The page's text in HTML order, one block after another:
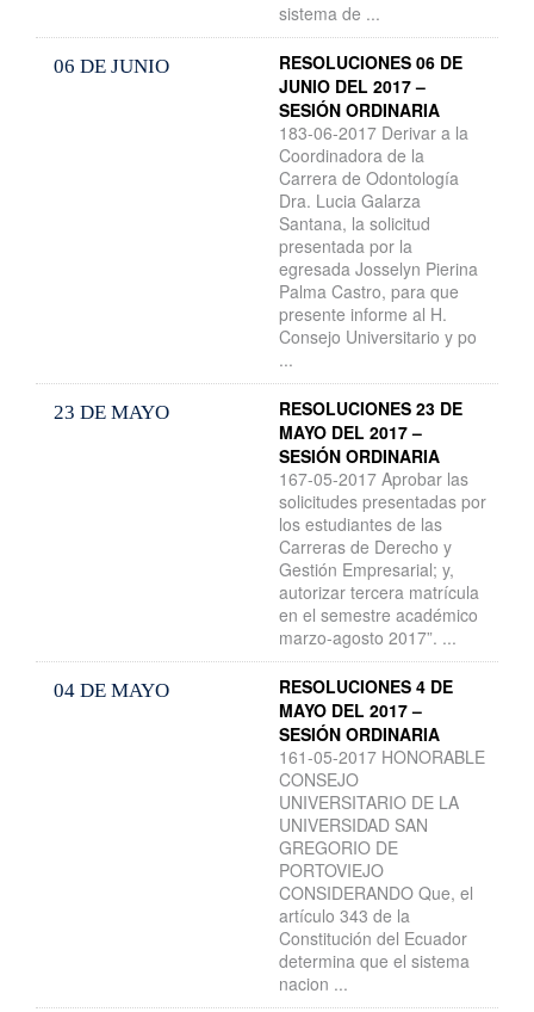
sistema de ...
06 DE JUNIO
RESOLUCIONES 06 DE
JUNIO DEL 2017 –
SESIÓN ORDINARIA
183-06-2017 Derivar a la
Coordinadora de la
Carrera de Odontología
Dra. Lucia Galarza
Santana, la solicitud
presentada por la
egresada Josselyn Pierina
Palma Castro, para que
presente informe al H.
Consejo Universitario y po
...
23 DE MAYO
RESOLUCIONES 23 DE
MAYO DEL 2017 –
SESIÓN ORDINARIA
167-05-2017 Aprobar las
solicitudes presentadas por
los estudiantes de las
Carreras de Derecho y
Gestión Empresarial; y,
autorizar tercera matrícula
en el semestre académico
marzo-agosto 2017”. ...
04 DE MAYO
RESOLUCIONES 4 DE
MAYO DEL 2017 –
SESIÓN ORDINARIA
161-05-2017 HONORABLE
CONSEJO
UNIVERSITARIO DE LA
UNIVERSIDAD SAN
GREGORIO DE
PORTOVIEJO
CONSIDERANDO Que, el
artículo 343 de la
Constitución del Ecuador
determina que el sistema
nacion ...